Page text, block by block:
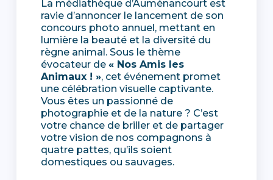
La médiathèque d’Auménancourt est
ravie d’annoncer le lancement de son
concours photo annuel, mettant en
lumière la beauté et la diversité du
règne animal. Sous le thème
évocateur de « Nos Amis les
Animaux ! », cet événement promet
une célébration visuelle captivante.
Vous êtes un passionné de
photographie et de la nature ? C’est
votre chance de briller et de partager
votre vision de nos compagnons à
quatre pattes, qu’ils soient
domestiques ou sauvages.